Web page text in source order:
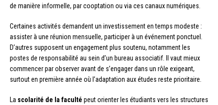
de manière informelle, par cooptation ou via ces canaux numériques.
Certaines activités demandent un investissement en temps modeste :
assister à une réunion mensuelle, participer à un événement ponctuel.
D’autres supposent un engagement plus soutenu, notamment les
postes de responsabilité au sein d’un bureau associatif. Il vaut mieux
commencer par observer avant de s’engager dans un rôle exigeant,
surtout en première année où l’adaptation aux études reste prioritaire.
La scolarité de la faculté peut orienter les étudiants vers les structures